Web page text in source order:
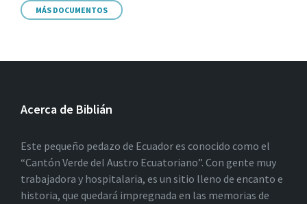
MÁS DOCUMENTOS
Acerca de Biblián
Este pequeño pedazo de Ecuador es conocido como el
“Cantón Verde del Austro Ecuatoriano”. Con gente muy
trabajadora y hospitalaria, es un sitio lleno de encanto e
historia, que quedará impregnada en las memorias de